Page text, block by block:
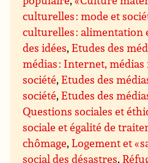
culturelles : mode et
culturelles : alimentation
des idées,Etudes des
médias : Internet,
société,Etudes des
société,Etudes des
Questions sociales et
sociale et égalité de
chômage,Logement et «
social des désastres,